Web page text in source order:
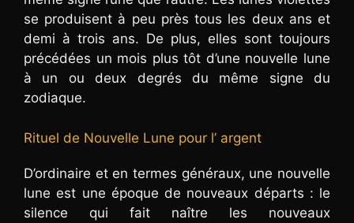
se produisent à peu près tous les deux ans et
demi à trois ans. De plus, elles sont toujours
précédées un mois plus tôt d’une nouvelle lune
à un ou deux degrés du même signe du
zodiaque.
Rituel de Nouvelle Lune pour l’ argent
D’ordinaire et en termes généraux, une nouvelle
lune est une époque de nouveaux départs : le
silence qui fait naître les nouveaux